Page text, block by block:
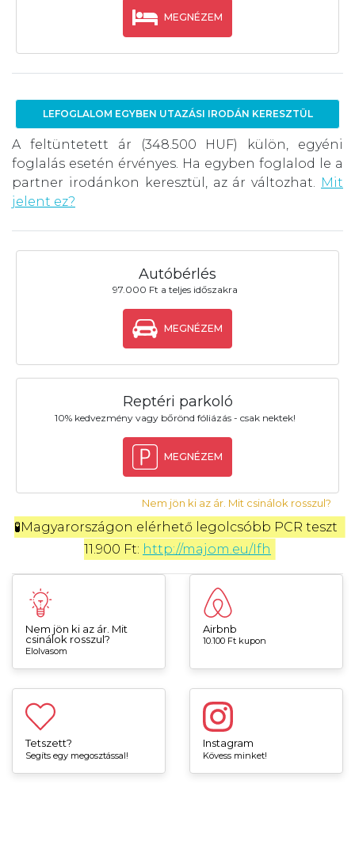
MEGNÉZEM
LEFOGLALOM EGYBEN UTAZÁSI IRODÁN KERESZTÜL
A feltüntetett ár (348.500 HUF) külön, egyéni
foglalás esetén érvényes. Ha egyben foglalod le a
partner irodánkon keresztül, az ár változhat. Mit
jelent ez?
Autóbérlés
97.000 Ft a teljes időszakra
MEGNÉZEM
Reptéri parkoló
10% kedvezmény vagy bőrönd fóliázás - csak nektek!
MEGNÉZEM
Nem jön ki az ár. Mit csinálok rosszul?
🧪Magyarországon elérhető legolcsóbb PCR teszt
11.900 Ft: http://majom.eu/Ifh
Nem jön ki az ár. Mit
csinálok rosszul?
Elolvasom
Airbnb
10.100 Ft kupon
Tetszett?
Segíts egy megosztással!
Instagram
Kövess minket!